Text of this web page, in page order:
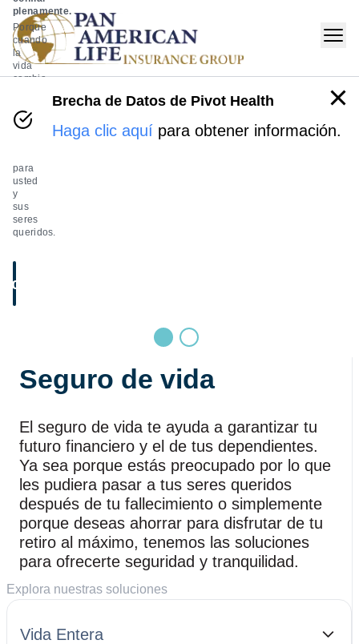
plenamente.
Porque
cuando
la
vida
cambia,
protección
que
para
usted
y
sus
seres
queridos.
Seguro de vida
El seguro de vida te ayuda a garantizar tu
futuro financiero y el de tus dependientes.
Ya sea porque estás preocupado por lo que
les pudiera pasar a tus seres queridos
después de tu fallecimiento o simplemente
porque deseas ahorrar para disfrutar de tu
retiro al máximo, tenemos las soluciones
para ofrecerte seguridad y tranquilidad.
Explora nuestras soluciones
Vida Entera
Brecha de Datos de Pivot Health
Haga clic aquí para obtener información.